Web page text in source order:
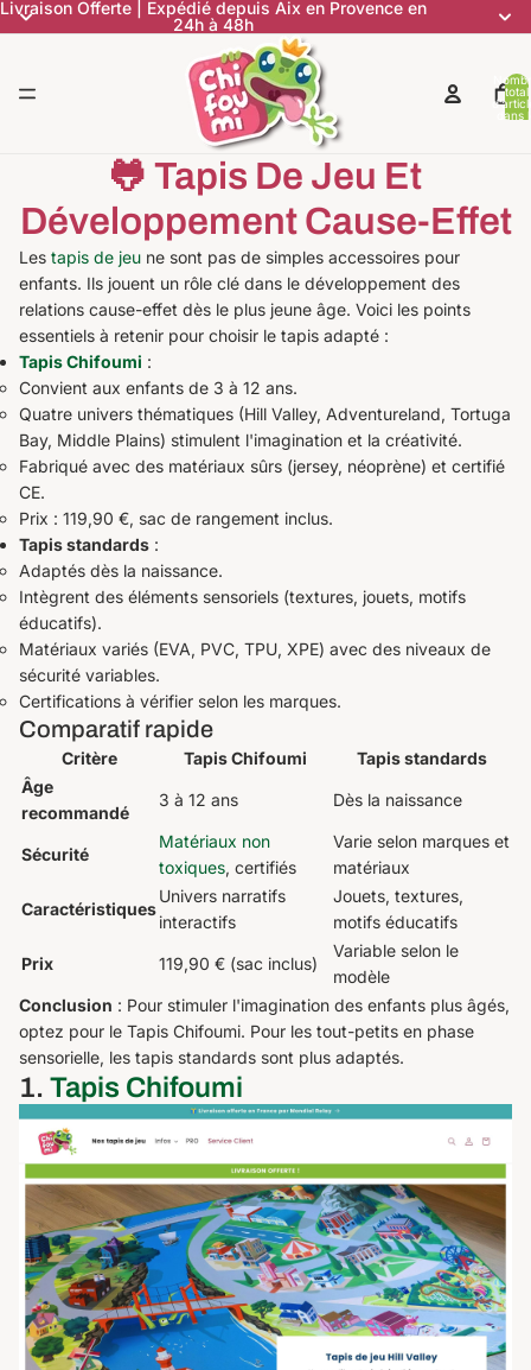
Livraison Offerte | Expédié depuis Aix en Provence en
24h à 48h
total
dans
🐸 Tapis De Jeu Et
Développement Cause-Effet
Les tapis de jeu ne sont pas de simples accessoires pour
enfants. Ils jouent un rôle clé dans le développement des
relations cause-effet dès le plus jeune âge. Voici les points
essentiels à retenir pour choisir le tapis adapté :
Tapis Chifoumi :
Convient aux enfants de 3 à 12 ans.
Quatre univers thématiques (Hill Valley, Adventureland, Tortuga
Bay, Middle Plains) stimulent l'imagination et la créativité.
Fabriqué avec des matériaux sûrs (jersey, néoprène) et certifié
CE.
Prix : 119,90 €, sac de rangement inclus.
Tapis standards :
Adaptés dès la naissance.
Intègrent des éléments sensoriels (textures, jouets, motifs
éducatifs).
Matériaux variés (EVA, PVC, TPU, XPE) avec des niveaux de
sécurité variables.
Certifications à vérifier selon les marques.
Comparatif rapide
Critère Tapis Chifoumi
Tapis standards
Âge
recommandé
3 à 12 ans Dès la naissance
Sécurité
Matériaux non
toxiques, certifiés
Varie selon marques et
matériaux
Caractéristiques
Univers narratifs
interactifs
Jouets, textures,
motifs éducatifs
Prix 119,90 € (sac inclus)
Variable selon le
modèle
Conclusion : Pour stimuler l'imagination des enfants plus âgés,
optez pour le Tapis Chifoumi. Pour les tout-petits en phase
sensorielle, les tapis standards sont plus adaptés.
1. Tapis Chifoumi